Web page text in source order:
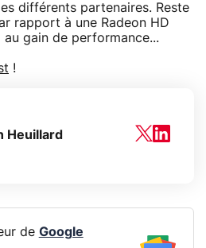
différents partenaires. Reste
rapport à une Radeon HD
gain de performance...
!
Heuillard
de Google